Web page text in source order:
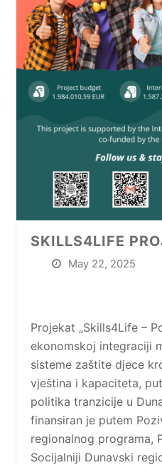
SKILLS4LIFE
May 22, 2025
Projekat „Skills4Life –
ekonomskoj integraciji
sisteme zaštite djece
vještina i kapaciteta,
politika tranzicije u
finansiran je putem
regionalnog programa,
Socijalniji Dunavski